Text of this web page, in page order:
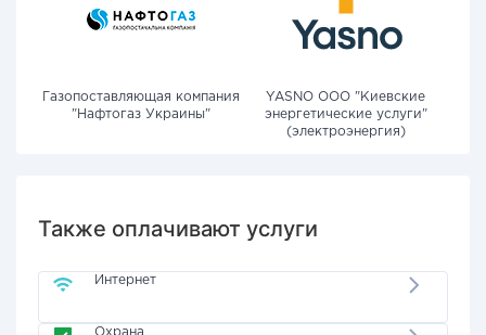
Газопоставляющая компания
"Нафтогаз Украины"
YASNO OOO "Киевские
энергетические услуги"
(электроэнергия)
Также оплачивают услуги
Интернет
Охрана